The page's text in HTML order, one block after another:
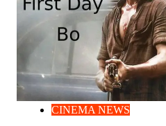
CINEMA NEWS